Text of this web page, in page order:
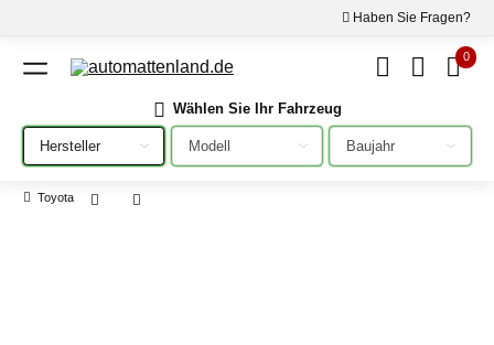
Haben Sie Fragen?
0
Wählen Sie Ihr Fahrzeug
Bitte auswählen
Bitte auswählen Bitte auswählen
Toyota